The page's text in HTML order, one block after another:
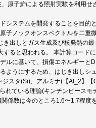
原子炉による照射実験を利用
システムを開発することを目的
子ノックオンスペクトルを二重
出しとガス生成及び核発熱の
ると思われる。 本計算コード
ルに基いて、損傷エネルギーと
ようにするため、はじき出しシ
スタ(Si)、アルミナ(【Al_2】
れている理論(キンチンピース
係数は今のところ1.6〜1.7程